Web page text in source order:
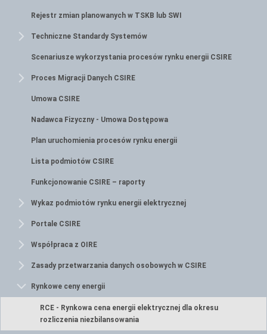
Rejestr zmian planowanych w TSKB lub SWI
Techniczne Standardy Systemów
Scenariusze wykorzystania procesów rynku energii CSIRE
Proces Migracji Danych CSIRE
Umowa CSIRE
Nadawca Fizyczny - Umowa Dostępowa
Plan uruchomienia procesów rynku energii
Lista podmiotów CSIRE
Funkcjonowanie CSIRE – raporty
Wykaz podmiotów rynku energii elektrycznej
Portale CSIRE
Współpraca z OIRE
Zasady przetwarzania danych osobowych w CSIRE
Rynkowe ceny energii
RCE - Rynkowa cena energii elektrycznej dla okresu
rozliczenia niezbilansowania